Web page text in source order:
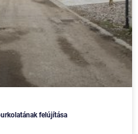
felújítása